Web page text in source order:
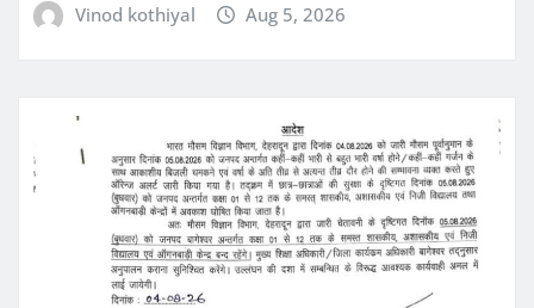
Vinod kothiyal Aug 5, 2026